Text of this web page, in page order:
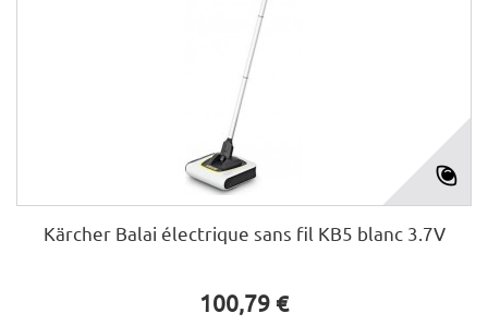
Kärcher Balai électrique sans fil KB5 blanc 3.7V
100,79 €